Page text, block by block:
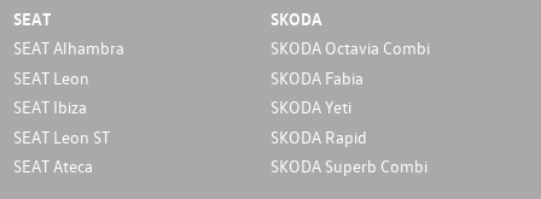
SEAT
SEAT Alhambra
SEAT Leon
SEAT Ibiza
SEAT Leon ST
SEAT Ateca
SKODA
SKODA Octavia Combi
SKODA Fabia
SKODA Yeti
SKODA Rapid
SKODA Superb Combi